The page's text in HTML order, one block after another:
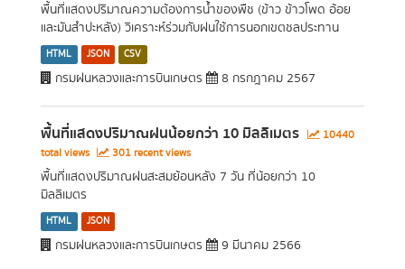
พื้นที่แสดงปริมาณความต้องการน้ำของพืช (ข้าว ข้าวโพด อ้อย
และมันสำปะหลัง) วิเคราะห์ร่วมกับฝนใช้การนอกเขตชลประทาน
HTML JSON CSV
กรมฝนหลวงและการบินเกษตร 8 กรกฎาคม 2567
พื้นที่แสดงปริมาณฝนน้อยกว่า 10 มิลลิเมตร
10440
total views
301 recent views
พื้นที่แสดงปริมาณฝนสะสมย้อนหลัง 7 วัน ที่น้อยกว่า 10
มิลลิเมตร
HTML JSON
กรมฝนหลวงและการบินเกษตร 9 มีนาคม 2566